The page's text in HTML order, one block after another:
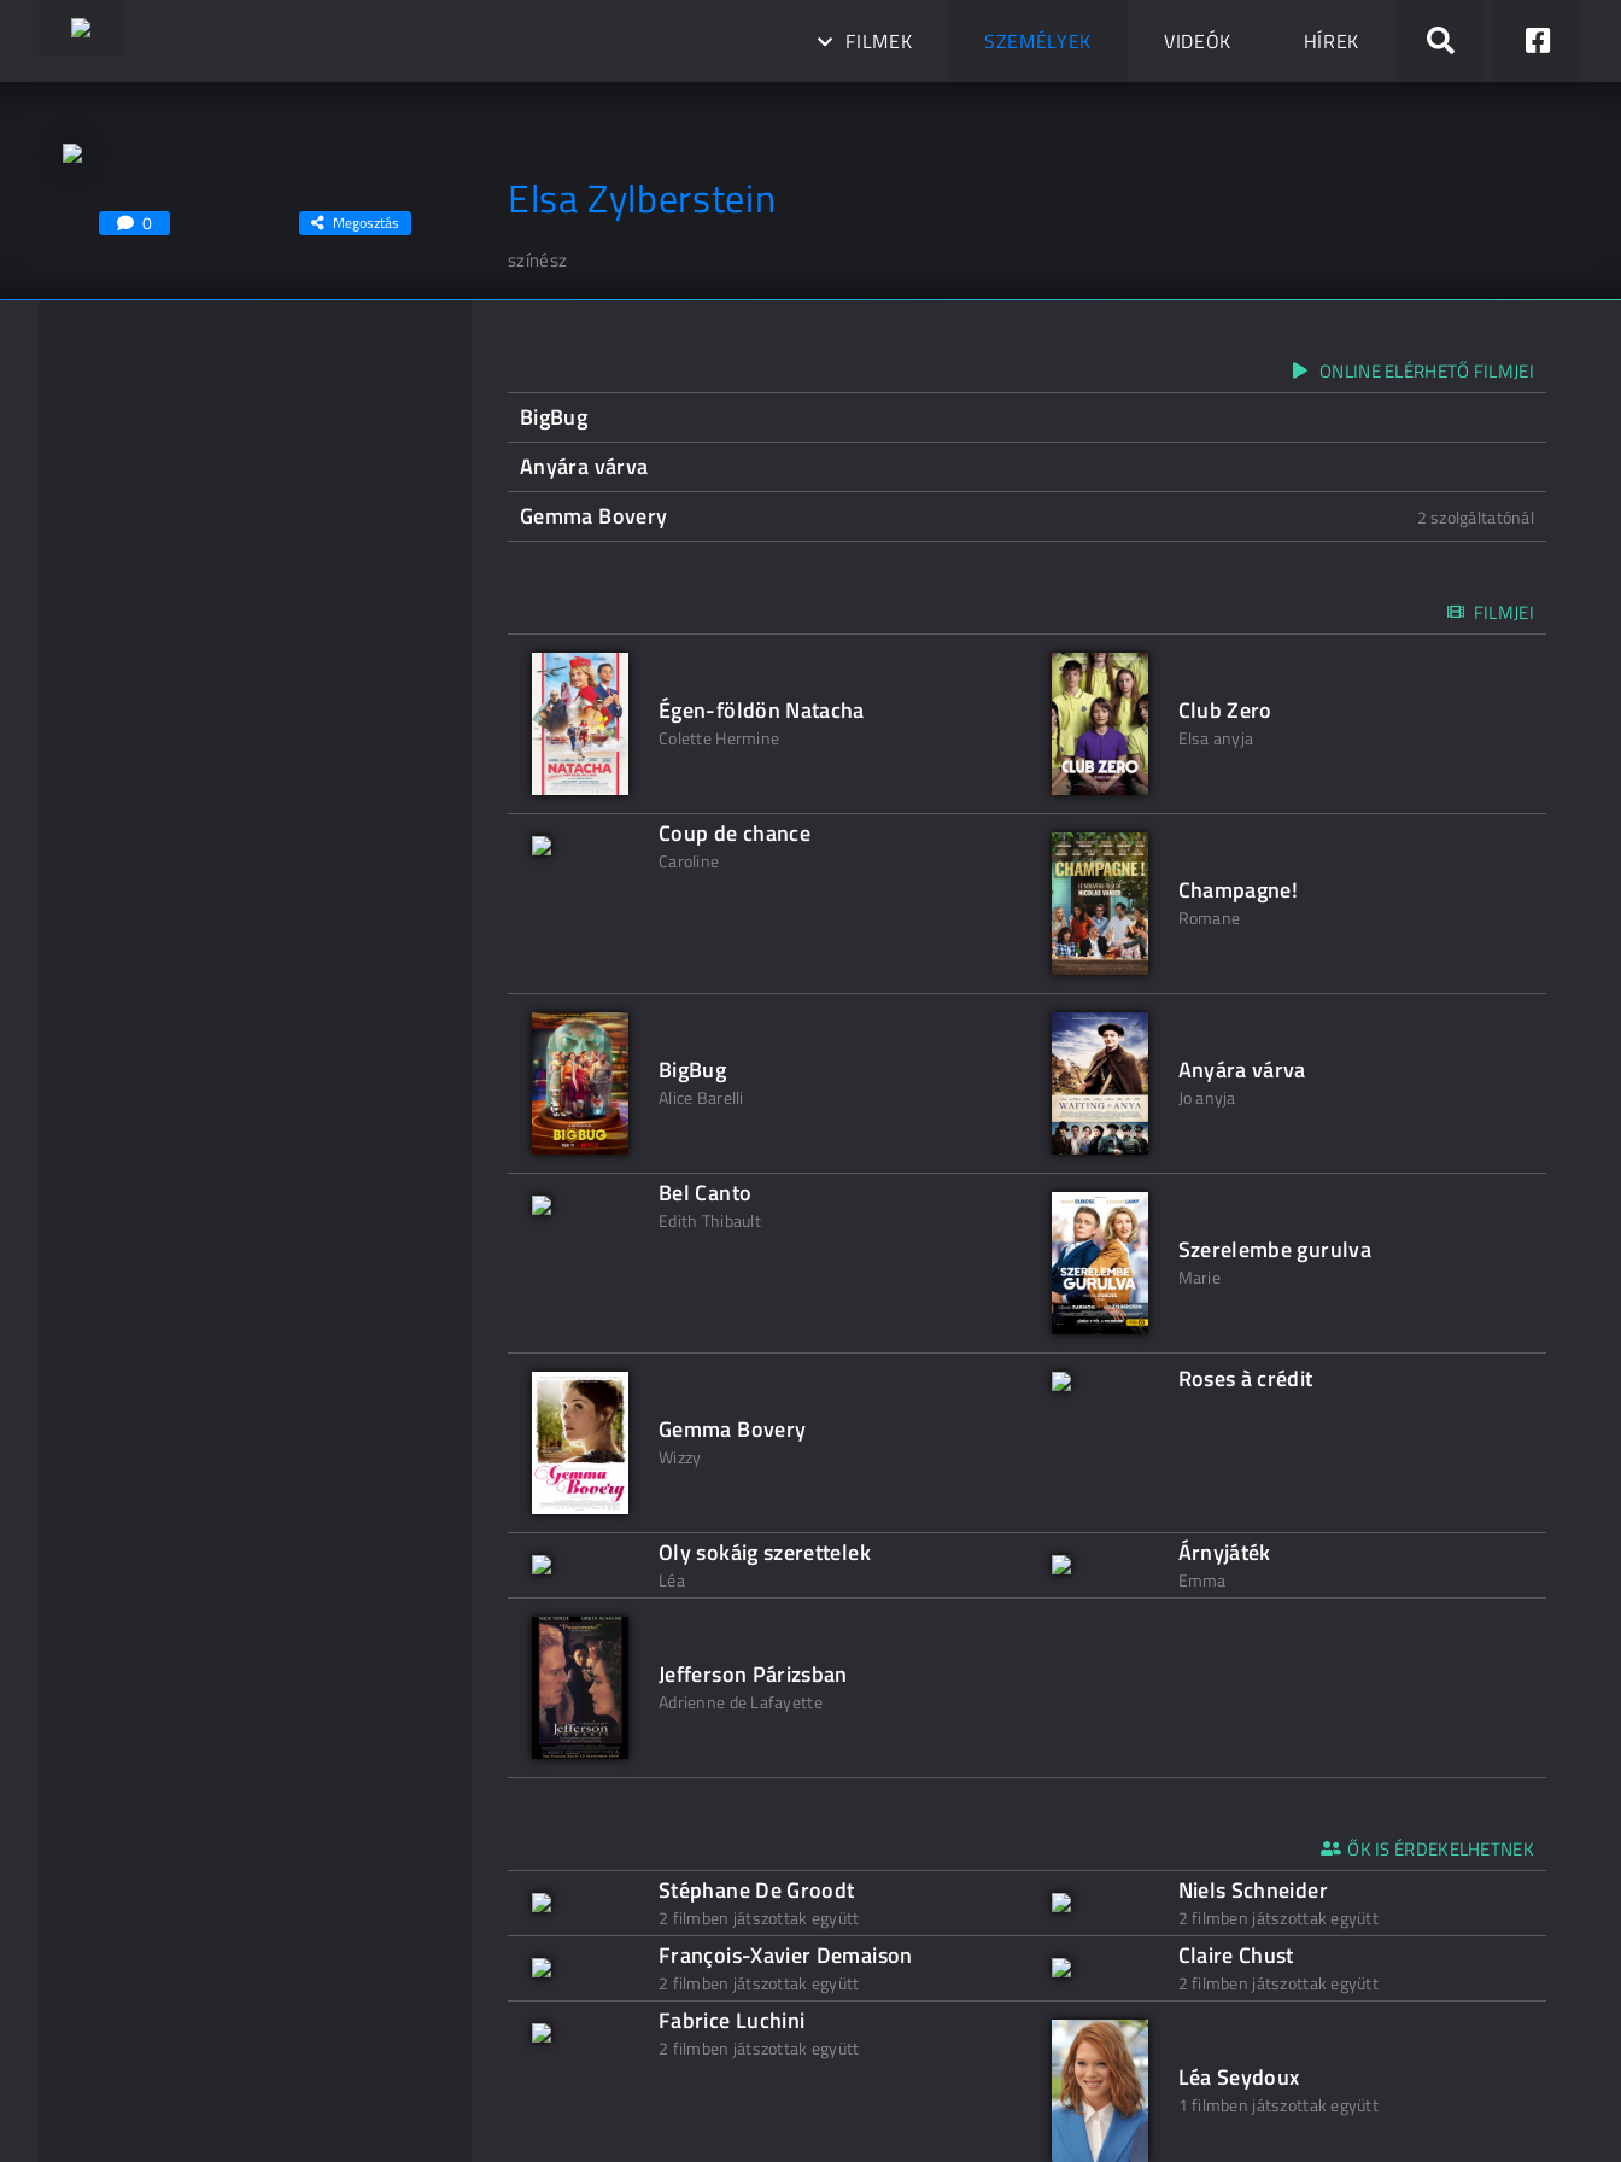
FILMEK SZEMÉLYEK VIDEÓK HÍREK
Elsa Zylberstein
színész
0 Megosztás
ONLINE ELÉRHETŐ FILMJEI
BigBug
Anyára várva
Gemma Bovery
2 szolgáltatónál
FILMJEI
Égen-földön Natacha
Colette Hermine
Club Zero
Elsa anyja
Coup de chance
Caroline
Champagne!
Romane
BigBug
Alice Barelli
Anyára várva
Jo anyja
Bel Canto
Edith Thibault
Szerelembe gurulva
Marie
Gemma Bovery
Wizzy
Roses à crédit
Oly sokáig szerettelek
Léa
Árnyjáték
Emma
Jefferson Párizsban
Adrienne de Lafayette
ŐK IS ÉRDEKELHETNEK
Stéphane De Groodt
2 filmben játszottak együtt
Niels Schneider
2 filmben játszottak együtt
François-Xavier Demaison
2 filmben játszottak együtt
Claire Chust
2 filmben játszottak együtt
Fabrice Luchini
2 filmben játszottak együtt
Léa Seydoux
1 filmben játszottak együtt